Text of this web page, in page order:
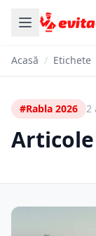
Acasă / Etichete
#Rabla 2026 2
Articole